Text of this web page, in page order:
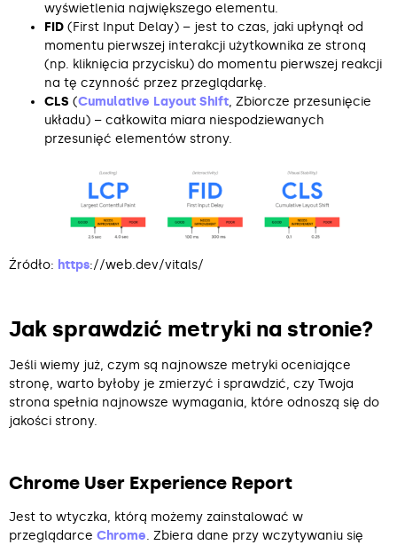
wyświetlenia największego elementu.
FID (First Input Delay) – jest to czas, jaki upłynął od
momentu pierwszej interakcji użytkownika ze stroną
(np. kliknięcia przycisku) do momentu pierwszej reakcji
na tę czynność przez przeglądarkę.
CLS (Cumulative Layout Shift, Zbiorcze przesunięcie
układu) – całkowita miara niespodziewanych
przesunięć elementów strony.
Źródło: https://web.dev/vitals/
Jak sprawdzić metryki na stronie?
Jeśli wiemy już, czym są najnowsze metryki oceniające
stronę, warto byłoby je zmierzyć i sprawdzić, czy Twoja
strona spełnia najnowsze wymagania, które odnoszą się do
jakości strony.
Chrome User Experience Report
Jest to wtyczka, którą możemy zainstalować w
przeglądarce Chrome. Zbiera dane przy wczytywaniu się